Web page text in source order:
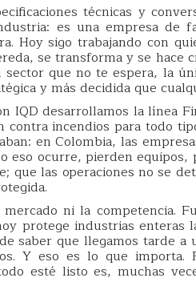
técnicas y
es una empresa de
Hoy sigo trabajando con
se transforma y se hace
que no te espera, la
y más decidida que
IQD desarrollamos la línea
contra incendios para todo
en Colombia, las
eso ocurre, pierden
que las operaciones no se
ni la competencia.
protege industrias
saber que llegamos tarde a
Y eso es lo que
esté listo es, muchas